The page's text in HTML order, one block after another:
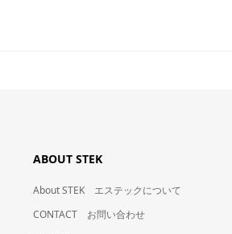
ABOUT STEK
About STEK エステックについて
CONTACT お問い合わせ